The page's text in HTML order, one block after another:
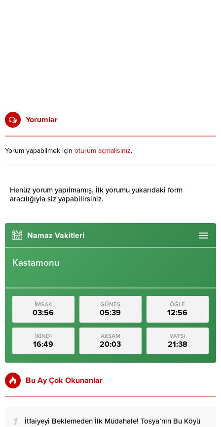
Yorumlar
Yorum yapabilmek için oturum açmalısınız.
Henüz yorum yapılmamış. İlk yorumu yukarıdaki form
aracılığıyla siz yapabilirsiniz.
Namaz Vakitleri
Kastamonu
İMSAK
03:56
GÜNEŞ
05:39
ÖĞLE
12:56
İKİNDİ
16:49
AKŞAM
20:03
YATSI
21:38
Bu Ay Çok Okunanlar
1
İtfaiyeyi Beklemeden İlk Müdahale! Tosya’nın Bu Köyü